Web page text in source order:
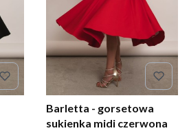
Barletta - gorsetowa
sukienka midi czerwona